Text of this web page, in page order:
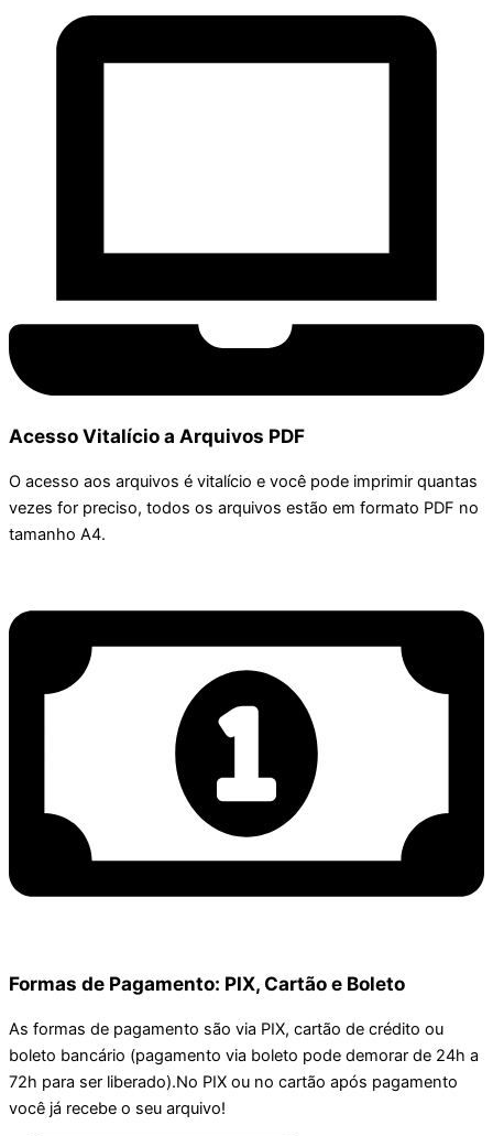
Acesso Vitalício a Arquivos PDF
O acesso aos arquivos é vitalício e você pode imprimir quantas
vezes for preciso, todos os arquivos estão em formato PDF no
tamanho A4.
Formas de Pagamento: PIX, Cartão e Boleto
As formas de pagamento são via PIX, cartão de crédito ou
boleto bancário (pagamento via boleto pode demorar de 24h a
72h para ser liberado).No PIX ou no cartão após pagamento
você já recebe o seu arquivo!